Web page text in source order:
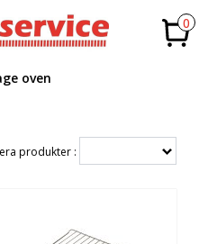
0
oven
produkter :